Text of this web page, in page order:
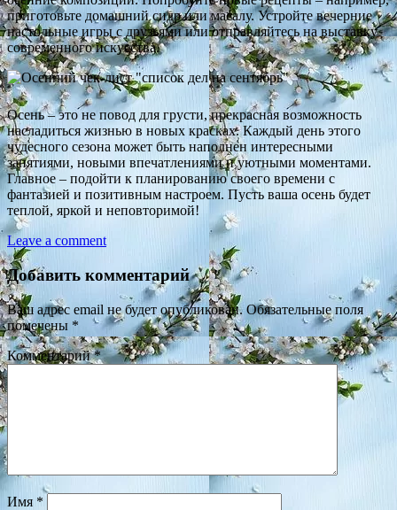
приготовьте домашний сидр или масалу. Устройте вечерние
настольные игры с друзьями или отправляйтесь на выставку
современного искусства.
Осень – это не повод для грусти, прекрасная возможность
насладиться жизнью в новых красках. Каждый день этого
чудесного сезона может быть наполнен интересными
занятиями, новыми впечатлениями и уютными моментами.
Главное – подойти к планированию своего времени с
фантазией и позитивным настроем. Пусть ваша осень будет
теплой, яркой и неповторимой!
Leave a comment
Добавить комментарий
Ваш адрес email не будет опубликован. Обязательные поля
помечены *
Комментарий*
Имя *